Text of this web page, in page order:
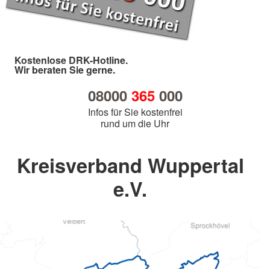
Kostenlose DRK-Hotline.
Wir beraten Sie gerne.
08000 365000
Infos für Sie kostenfrei
rund um die Uhr
Kreisverband Wuppertal
e.V.